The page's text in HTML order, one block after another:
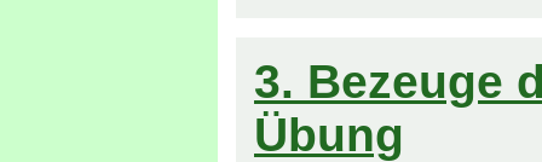
3. Bezeuge
Übung